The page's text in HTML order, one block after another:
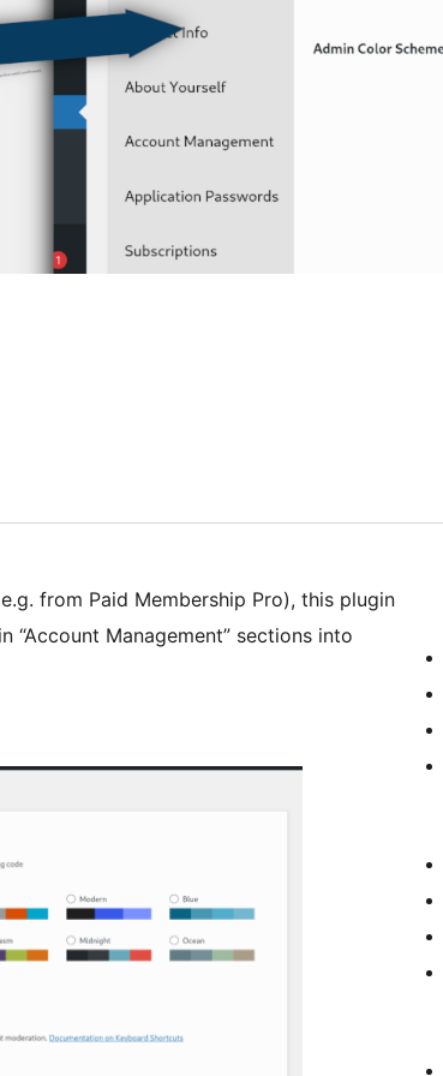
from Paid Membership Pro), this plugin
Management” sections into